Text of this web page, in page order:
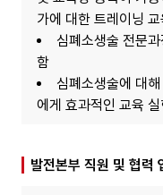
가에 대한 트레이닝
심폐소생술 전문
함
심폐소생술에 대
에게 효과적인 교육 실
발전본부 직원 및 협력